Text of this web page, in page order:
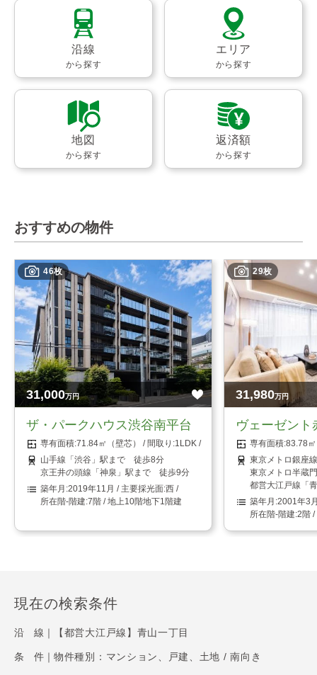
沿線
から探す
エリア
から探す
地図
から探す
返済額
から探す
おすすめの物件
46枚
31,000万円
ザ・パークハウス渋谷南平台
71.84㎡（壁芯）
1LDK
山手線「渋谷」駅まで 徒歩8分
京王井の頭線「神泉」駅まで 徒歩9分
2019年11月
西
7階 / 地上10階地下1階建
29枚
31,980万円
ヴェーゼント
83.78
東京メトロ銀座
東京メトロ半蔵
都営大江戸線「
2001年3
2階 /
現在の検索条件
沿 線｜ 【都営大江戸線】青山一丁目
条 件｜ 物件種別：マンション、戸建、土地 / 南向き